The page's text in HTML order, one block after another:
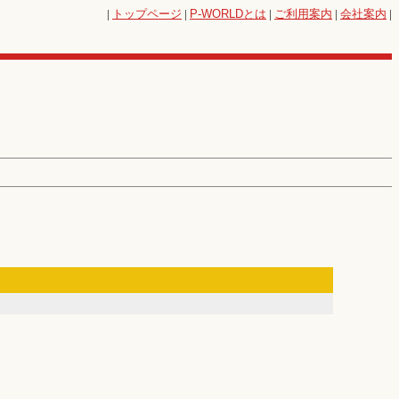
| トップページ | P-WORLDとは | ご利用案内 | 会社案内 |